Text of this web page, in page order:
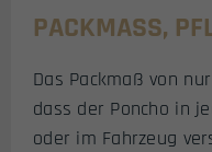
PACKMASS,
Das Packmaß von
dass der Poncho in
oder im Fahrzeug